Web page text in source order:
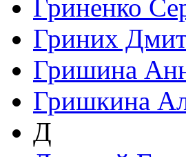
Гриненко
Гриних
Гришина
Гришкина
Д